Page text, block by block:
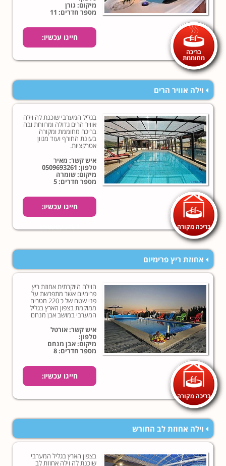
בריכה
מחוממת
מיקום: גורן
מספר חדרים: 11
חייגו עכשיו:
וילה אוויר הרים
בריכה מקורה
בגליל המערבי שוכנת לה וילה
אוויר הרים גדולה ומרווחת ובה
בריכה מחוממת ומקורה
בעונת החורף ועוד מגוון
אטרקציות.
איש קשר: מאיר
טלפון: 0509693261
מיקום: שומרה
מספר חדרים: 5
חייגו עכשיו:
אחוזת ריץ פרימיום
בריכה מקורה
הוילה היוקרתית אחוזת ריץ
פרימיום אשר מתפרשת על
פני שטח של כ 220 מטרים
ממוקמת בצפון הארץ בגליל
המערבי במושב אבן מנחם
נסיעה מהעיר נהריה.
איש קשר: אורטל
טלפון:
מיקום: אבן מנחם
מספר חדרים: 8
חייגו עכשיו:
וילה אחוזת לב החורש
בצפון הארץ בגליל המערבי
שוכנת לה וילה אחוזת לב